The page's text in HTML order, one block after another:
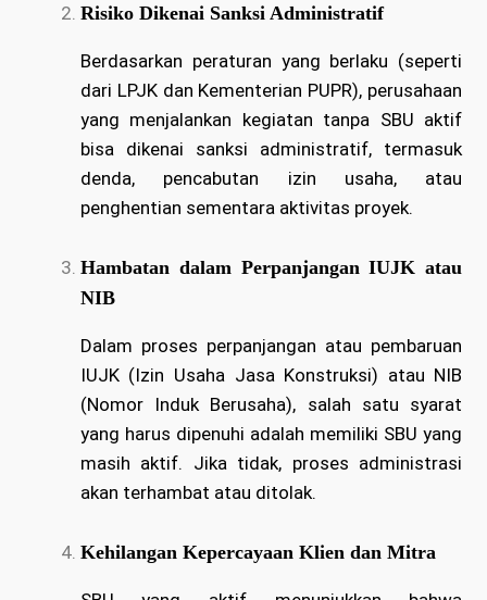
Risiko Dikenai Sanksi Administratif
Berdasarkan peraturan yang berlaku (seperti
dari LPJK dan Kementerian PUPR), perusahaan
yang menjalankan kegiatan tanpa SBU aktif
bisa dikenai sanksi administratif, termasuk
denda, pencabutan izin usaha, atau
penghentian sementara aktivitas proyek.
Hambatan dalam Perpanjangan IUJK atau
NIB
Dalam proses perpanjangan atau pembaruan
IUJK (Izin Usaha Jasa Konstruksi) atau NIB
(Nomor Induk Berusaha), salah satu syarat
yang harus dipenuhi adalah memiliki SBU yang
masih aktif. Jika tidak, proses administrasi
akan terhambat atau ditolak.
Kehilangan Kepercayaan Klien dan Mitra